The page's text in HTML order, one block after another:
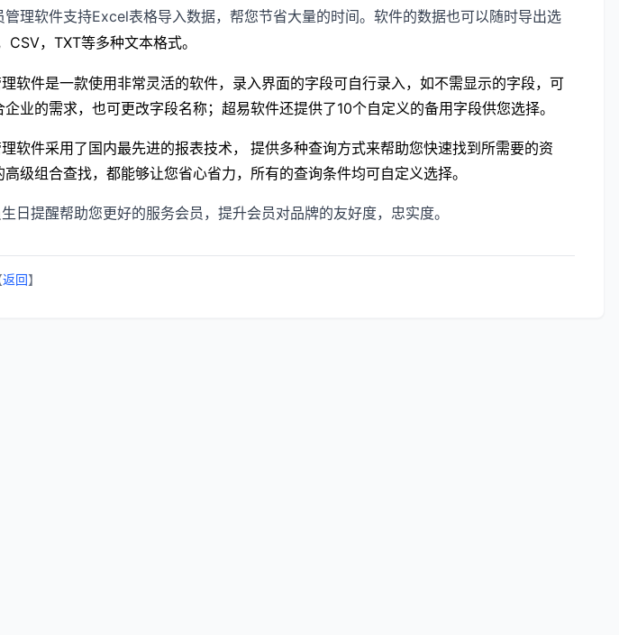
管理软件支持Excel表格导入数据，帮您节省大量的时间。软件的数据也可以随时导出选
CSV， TXT等多种文本格式。
软件是一款使用非常灵活的软件，录入界面的字段可自行录入，如不需显示的字段，可
业的需求，也可更改字段名称；超易软件还提供了10个自定义的备用字段供您选择。
软件采用了国内最先进的报表技术， 提供多种查询方式来帮助您快速找到所需要的资
级组合查找，都能够让您省心省力，所有的查询条件均可自定义选择。
日提醒帮助您更好的服务会员，提升会员对品牌的友好度，忠实度。
返回】